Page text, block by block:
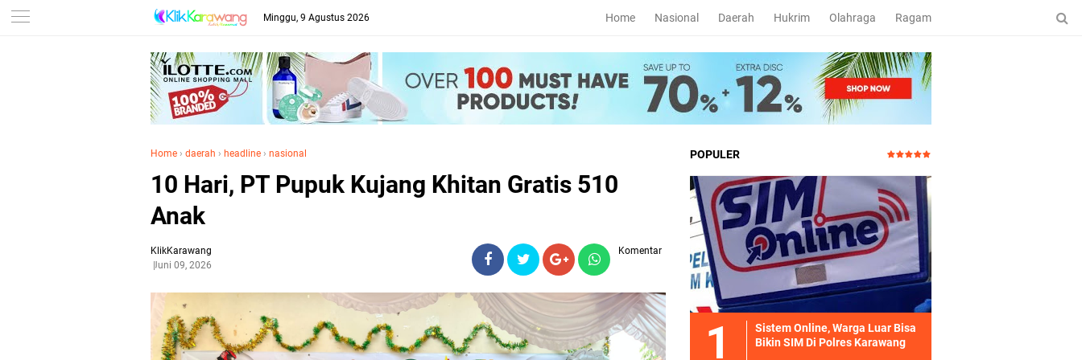
Minggu, 9 Agustus 2026 Home Nasional Daerah Hukrim Olahraga Ragam
Home › daerah › headline › nasional
10 Hari, PT Pupuk Kujang Khitan Gratis 510
Anak
KlikKarawang
Juni 09, 2026
Komentar
POPULER
Sistem Online, Warga Luar Bisa
Bikin SIM Di Polres Karawang